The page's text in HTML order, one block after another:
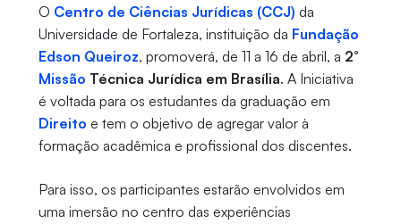
O Centro de Ciências Jurídicas (CCJ) da
Universidade de Fortaleza, instituição da Fundação
Edson Queiroz, promoverá, de 11 a 16 de abril, a 2°
Missão Técnica Jurídica em Brasília. A Iniciativa
é voltada para os estudantes da graduação em
Direito e tem o objetivo de agregar valor à
formação acadêmica e profissional dos discentes.
Para isso, os participantes estarão envolvidos em
uma imersão no centro das experiências